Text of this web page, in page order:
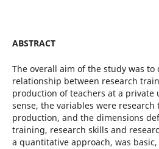
ABSTRACT
The overall aim of the study was
relationship between research
production of teachers at a private
sense, the variables were
production, and the dimensions
training, research skills and
a quantitative approach, was